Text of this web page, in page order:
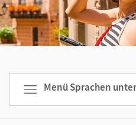
Menü Sprachen